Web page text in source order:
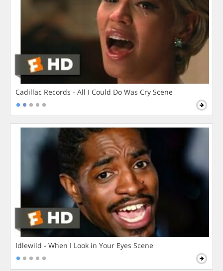
Cadillac Records - All I Could Do Was Cry Scene
Idlewild - When I Look in Your Eyes Scene